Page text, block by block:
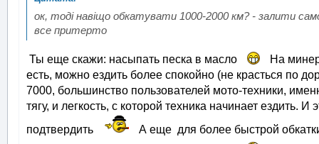
ок, тоді навіщо обкатувати 1000-2000 км? - залити
все притерто
Ты еще скажи: насыпать песка в масло
На
есть, можно ездить более спокойно (не красться по
7000, большинство пользователей мото-техники,
тягу, и легкость, с которой техника начинает ездить.
подтвердить
А еще для более быстрой